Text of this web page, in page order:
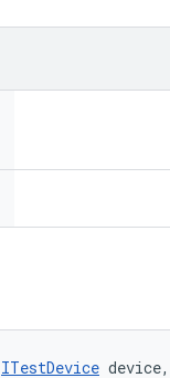
ITestDevice device,